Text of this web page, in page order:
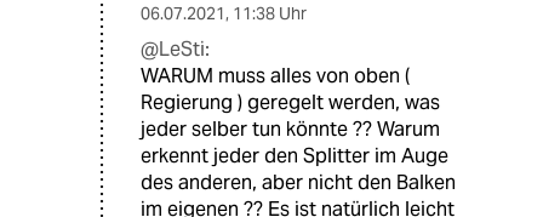
06.07.2021, 11:38 Uhr
@LeSti:
WARUM muss alles von oben (
Regierung ) geregelt werden, was
jeder selber tun könnte ?? Warum
erkennt jeder den Splitter im Auge
des anderen, aber nicht den Balken
im eigenen ?? Es ist natürlich leicht